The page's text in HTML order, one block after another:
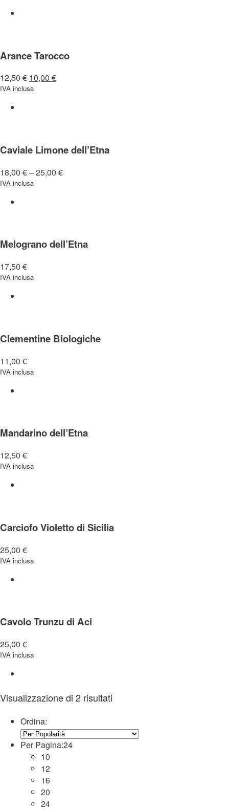
Arance Tarocco
12,50€ 10,00 €
IVA inclusa
Caviale Limone dell’Etna
18,00 €–25,00 €
IVA inclusa
Melograno dell’Etna
17,50 €
IVA inclusa
Clementine Biologiche
11,00 €
IVA inclusa
Mandarino dell’Etna
12,50 €
IVA inclusa
Carciofo Violetto di Sicilia
25,00 €
IVA inclusa
Cavolo Trunzu di Aci
25,00 €
IVA inclusa
Visualizzazione di 2 risultati
Ordina:
Per Pagina:24
10
12
16
20
24